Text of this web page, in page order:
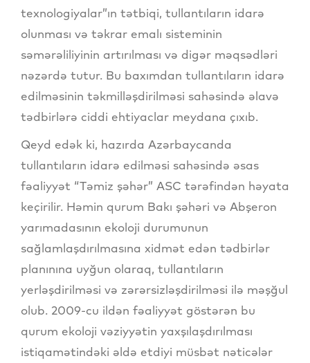
texnologiyalar”ın tətbiqi, tullantıların idarə
olunması və təkrar emalı sisteminin
səmərəliliyinin artırılması və digər məqsədləri
nəzərdə tutur. Bu baxımdan tullantıların idarə
edilməsinin təkmilləşdirilməsi sahəsində əlavə
tədbirlərə ciddi ehtiyaclar meydana çıxıb.
Qeyd edək ki, hazırda Azərbaycanda
tullantıların idarə edilməsi sahəsində əsas
fəaliyyət “Təmiz şəhər” ASC tərəfindən həyata
keçirilir. Həmin qurum Bakı şəhəri və Abşeron
yarımadasının ekoloji durumunun
sağlamlaşdırılmasına xidmət edən tədbirlər
planınına uyğun olaraq, tullantıların
yerləşdirilməsi və zərərsizləşdirilməsi ilə məşğul
olub. 2009-cu ildən fəaliyyət göstərən bu
qurum ekoloji vəziyyətin yaxşılaşdırılması
istiqamətindəki əldə etdiyi müsbət nəticələr